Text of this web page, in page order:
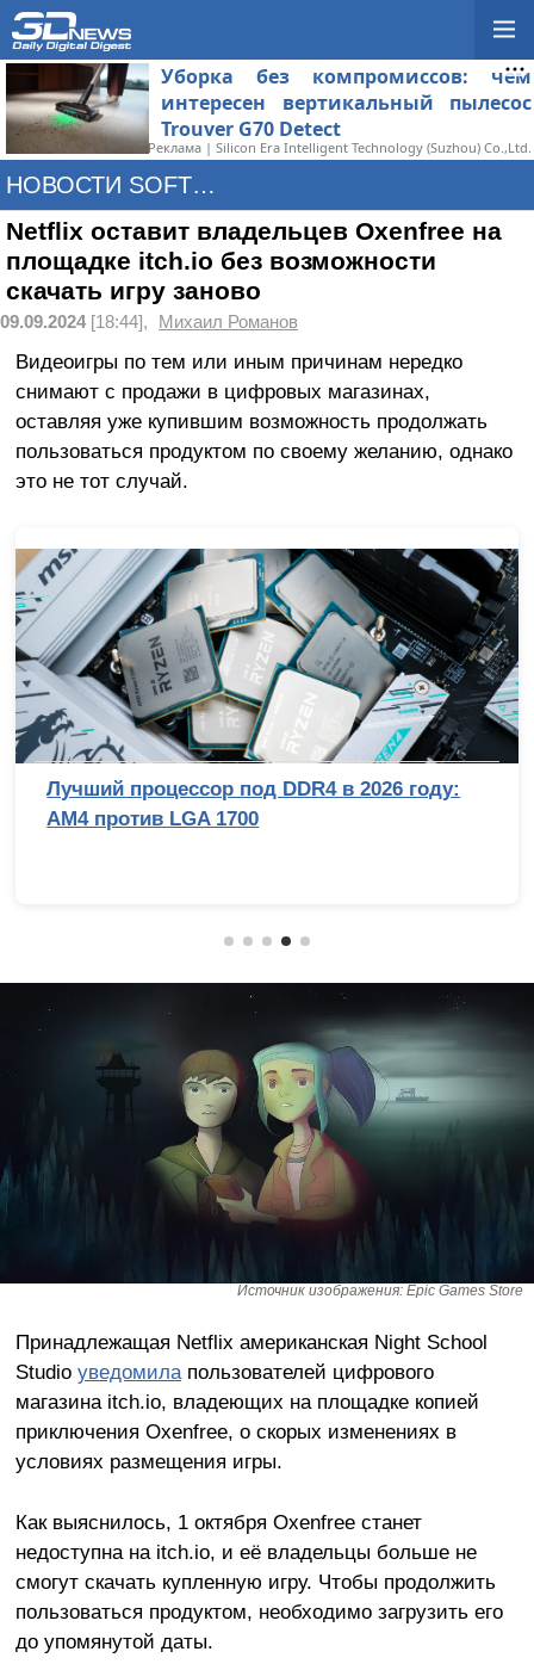
Уборка без компромиссов: чем
интересен вертикальный пылесос
Trouver G70 Detect
Реклама | Silicon Era Intelligent Technology (Suzhou) Co.,Ltd.
НОВОСТИ SOFTWARE
Netflix оставит владельцев Oxenfree на
площадке itch.io без возможности
скачать игру заново
09.09.2024[18:44], Михаил Романов
Видеоигры по тем или иным причинам нередко
снимают с продажи в цифровых магазинах,
оставляя уже купившим возможность продолжать
пользоваться продуктом по своему желанию, однако
это не тот случай.
Лучший процессор под DDR4 в 2026 году:
AM4 против LGA 1700
Источник изображения: Epic Games Store
Принадлежащая Netflix американская Night School
Studio уведомилапользователей цифрового
магазина itch.io, владеющих на площадке копией
приключения Oxenfree, о скорых изменениях в
условиях размещения игры.
Как выяснилось, 1 октября Oxenfree станет
недоступна на itch.io, и её владельцы больше не
смогут скачать купленную игру. Чтобы продолжить
пользоваться продуктом, необходимо загрузить его
до упомянутой даты.